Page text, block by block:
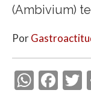
(Ambivium)
Por
W F